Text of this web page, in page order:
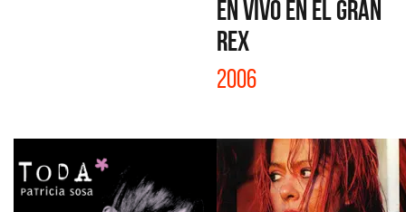
EN VIVO EN EL GRAN
REX
2006